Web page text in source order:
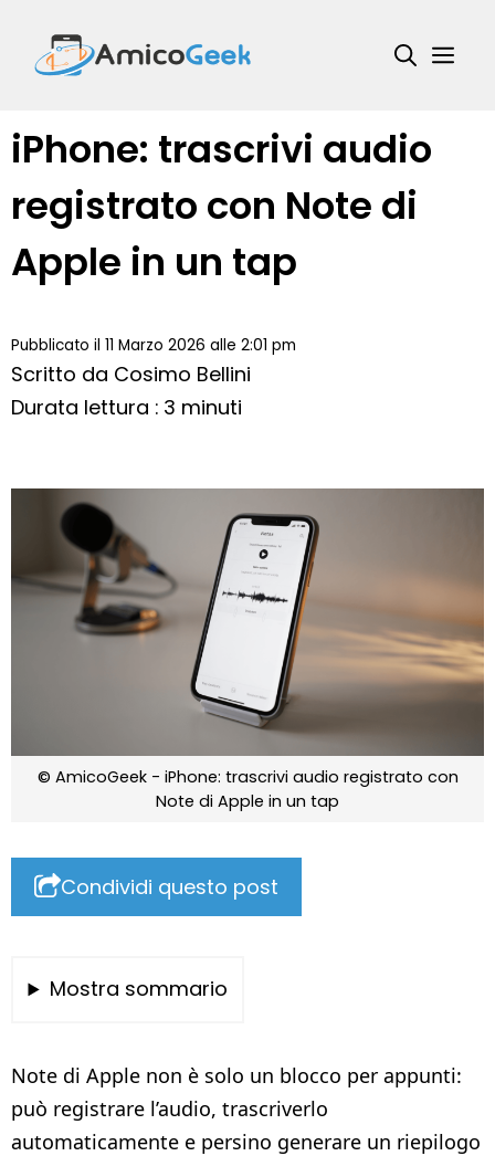
contenuto
iPhone: trascrivi audio
registrato con Note di
Apple in un tap
Pubblicato il 11 Marzo 2026 alle 2:01 pm
Scritto da Cosimo Bellini
Durata lettura : 3 minuti
© AmicoGeek - iPhone: trascrivi audio registrato con
Note di Apple in un tap
Condividi questo post
Mostra sommario
Note di Apple non è solo un blocco per appunti:
può registrare l’audio, trascriverlo
automaticamente e persino generare un riepilogo